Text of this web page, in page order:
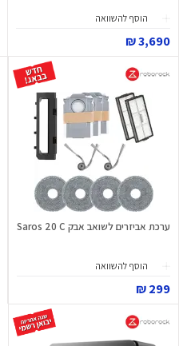
הוסף להשוואה
3,690 ₪
ערכת אביזרים לשואב אבק Saros 20 C
הוסף להשוואה
299 ₪